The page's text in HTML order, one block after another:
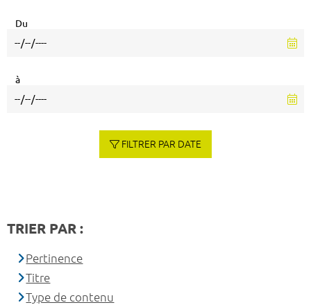
Du
à
FILTRER PAR DATE
TRIER PAR :
Pertinence
Titre
Type de contenu